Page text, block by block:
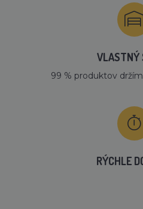
VLASTNÝ
99 % produktov
RÝCHLE